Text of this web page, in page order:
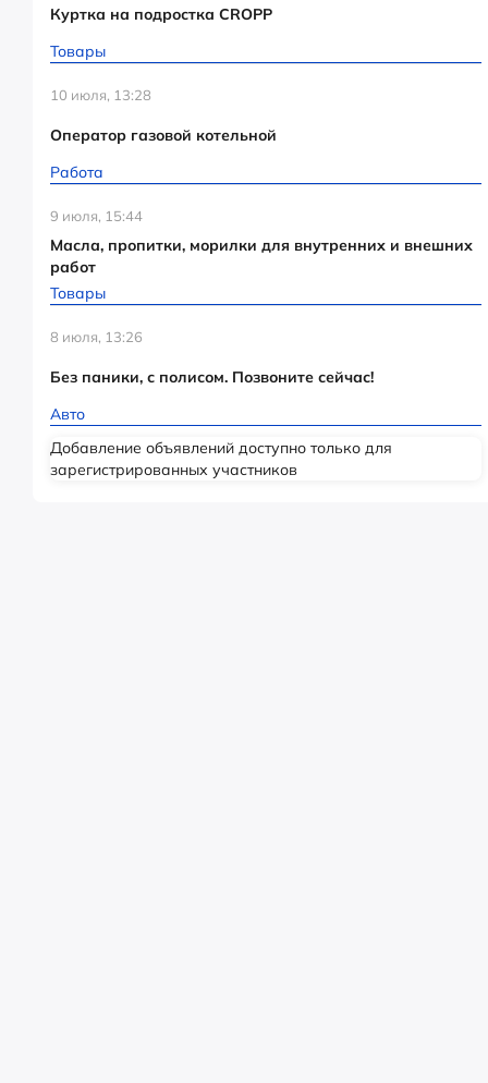
Куртка на подростка CROPP
Товары
10 июля, 13:28
Оператор газовой котельной
Работа
9 июля, 15:44
Масла, пропитки, морилки для внутренних и внешних
работ
Товары
8 июля, 13:26
Без паники, с полисом. Позвоните сейчас!
Авто
Добавление объявлений доступно только для
зарегистрированных участников